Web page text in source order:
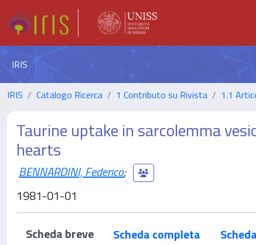
IRIS
IRIS Catalogo Ricerca 1 Contributo su Rivista 1.1
Taurine uptake in sarcolemma
hearts
BENNARDINI, Federico;
1981-01-01
Scheda breve Scheda completa